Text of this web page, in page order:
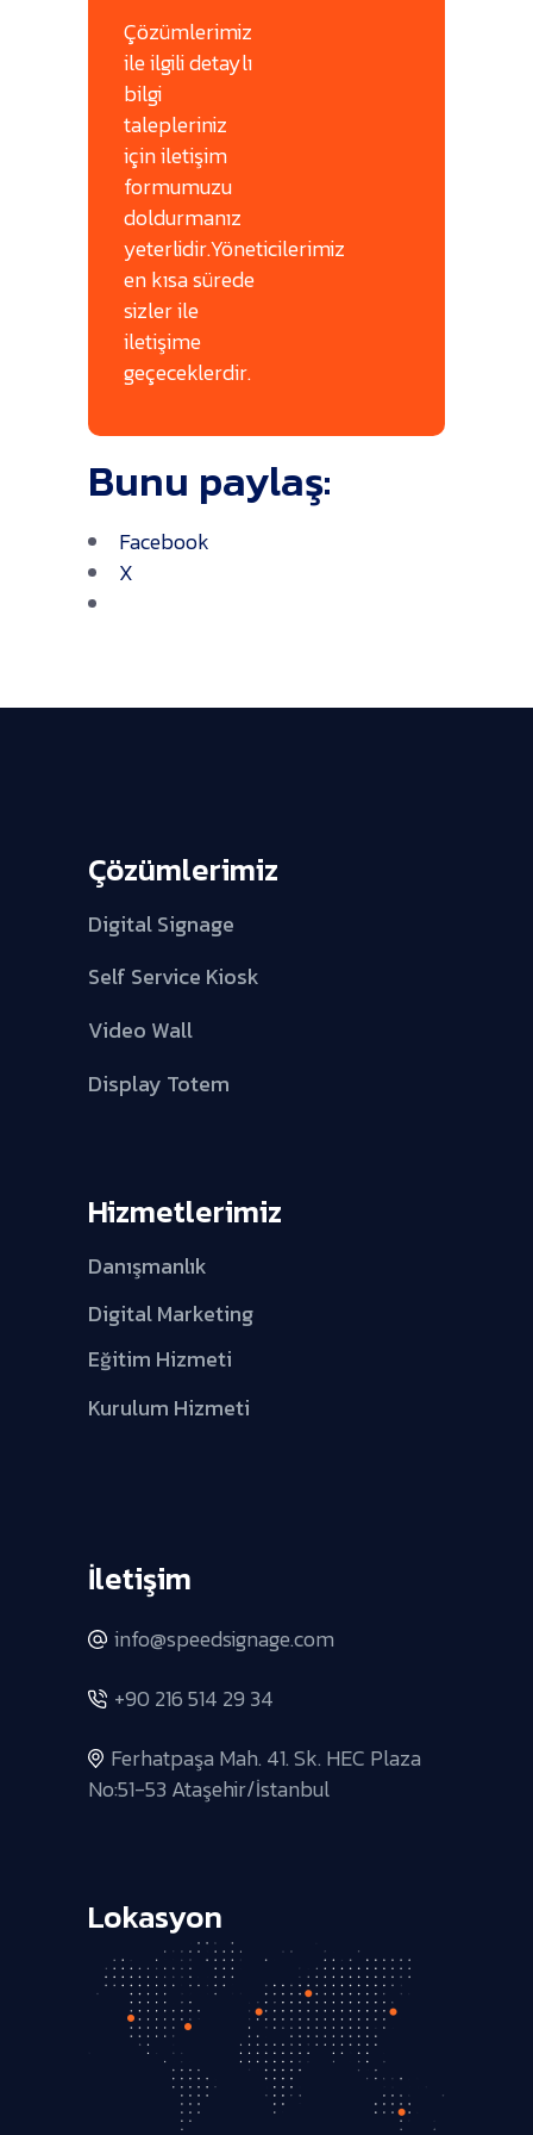
Çözümlerimiz
ile ilgili detaylı
bilgi
talepleriniz
için iletişim
formumuzu
doldurmanız
yeterlidir.Yöneticilerimiz
en kısa sürede
sizler ile
iletişime
geçeceklerdir.
Bunu paylaş:
Facebook
X
Çözümlerimiz
Digital Signage
Self Service Kiosk
Video Wall
Display Totem
Hizmetlerimiz
Danışmanlık
Digital Marketing
Eğitim Hizmeti
Kurulum Hizmeti
İletişim
info@speedsignage.com
+90 216 514 29 34
Ferhatpaşa Mah. 41. Sk. HEC Plaza
No:51-53 Ataşehir/İstanbul
Lokasyon